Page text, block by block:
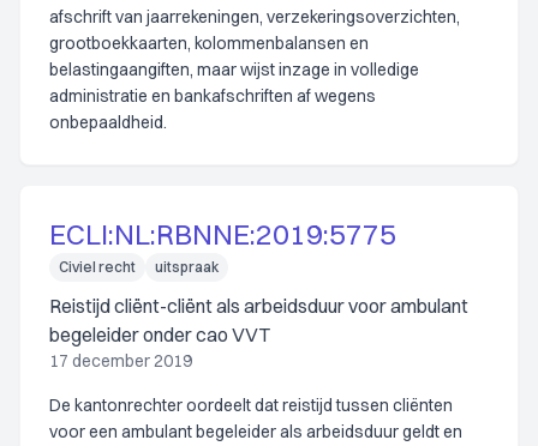
afschrift van jaarrekeningen, verzekeringsoverzichten,
grootboekkaarten, kolommenbalansen en
belastingaangiften, maar wijst inzage in volledige
administratie en bankafschriften af wegens
onbepaaldheid.
ECLI:NL:RBNNE:2019:5775
Civiel recht uitspraak
Reistijd cliënt-cliënt als arbeidsduur voor ambulant
begeleider onder cao VVT
17 december 2019
De kantonrechter oordeelt dat reistijd tussen cliënten
voor een ambulant begeleider als arbeidsduur geldt en